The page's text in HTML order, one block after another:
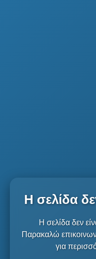
Η σελίδα
Η σελίδα δεν
Παρακαλώ
για